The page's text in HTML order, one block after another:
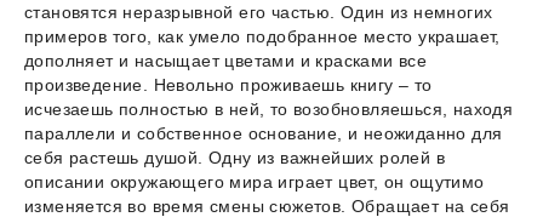
становятся неразрывной его частью. Один из немногих
примеров того, как умело подобранное место украшает,
дополняет и насыщает цветами и красками все
произведение. Невольно проживаешь книгу – то
исчезаешь полностью в ней, то возобновляешься, находя
параллели и собственное основание, и неожиданно для
себя растешь душой. Одну из важнейших ролей в
описании окружающего мира играет цвет, он ощутимо
изменяется во время смены сюжетов. Обращает на себя